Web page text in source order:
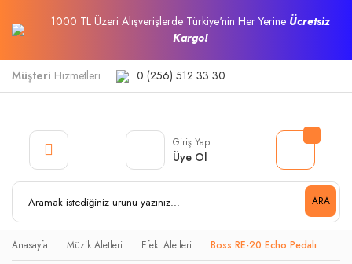
1000 TL Üzeri Alışverişlerde Türkiye'nin Her Yerine Ücretsiz
Kargo!
Müşteri Hizmetleri 0 (256) 512 33 30
ARA
Giriş Yap
Üye Ol
Anasayfa Müzik Aletleri Efekt Aletleri Boss RE-20 Echo Pedalı